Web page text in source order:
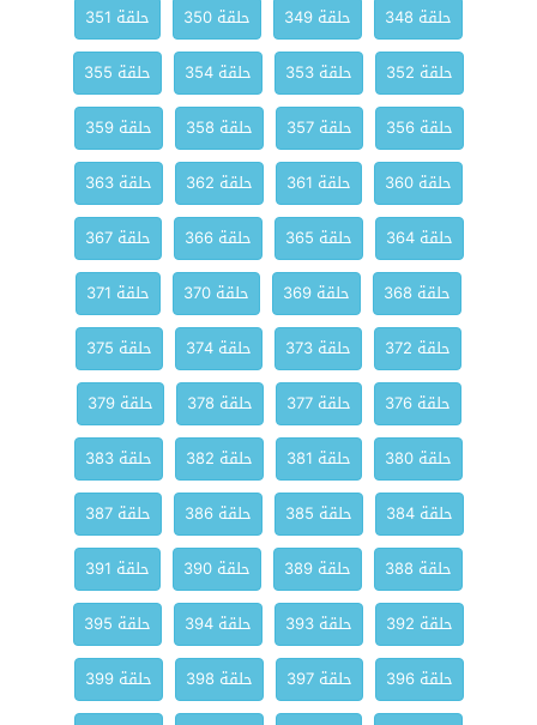
حلقة 348
حلقة 349 حلقة 350
حلقة 351
حلقة 352
حلقة 353 حلقة 354
حلقة 355
حلقة 356
حلقة 357 حلقة 358
حلقة 359
حلقة 360
حلقة 361 حلقة 362
حلقة 363
حلقة 364
حلقة 365 حلقة 366
حلقة 367
حلقة 368
حلقة 369 حلقة 370
حلقة 371
حلقة 372
حلقة 373 حلقة 374
حلقة 375
حلقة 376
حلقة 377 حلقة 378
حلقة 379
حلقة 380
حلقة 381 حلقة 382
حلقة 383
حلقة 384
حلقة 385 حلقة 386
حلقة 387
حلقة 388
حلقة 389 حلقة 390
حلقة 391
حلقة 392
حلقة 393 حلقة 394
حلقة 395
حلقة 396
حلقة 397 حلقة 398
حلقة 399